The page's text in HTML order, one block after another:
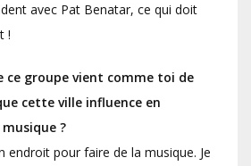
avec Pat Benatar, ce qui doit
!
ce groupe vient comme toi de
cette ville influence en
?
endroit pour faire de la musique. Je